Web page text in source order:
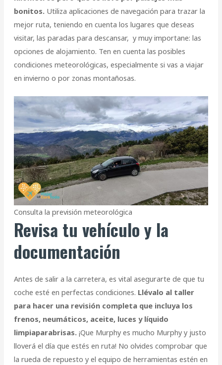
bonitos. Utiliza aplicaciones de navegación para trazar la
mejor ruta, teniendo en cuenta los lugares que deseas
visitar, las paradas para descansar, y muy importane: las
opciones de alojamiento. Ten en cuenta las posibles
condiciones meteorológicas, especialmente si vas a viajar
en invierno o por zonas montañosas.
Consulta la previsión meteorológica
Revisa tu vehículo y la
documentación
Antes de salir a la carretera, es vital asegurarte de que tu
coche esté en perfectas condiciones. Llévalo al taller
para hacer una revisión completa que incluya los
frenos, neumáticos, aceite, luces y líquido
limpiaparabrisas. ¡Que Murphy es mucho Murphy y justo
lloverá el día que estés en ruta! No olvides comprobar que
la rueda de repuesto y el equipo de herramientas estén en